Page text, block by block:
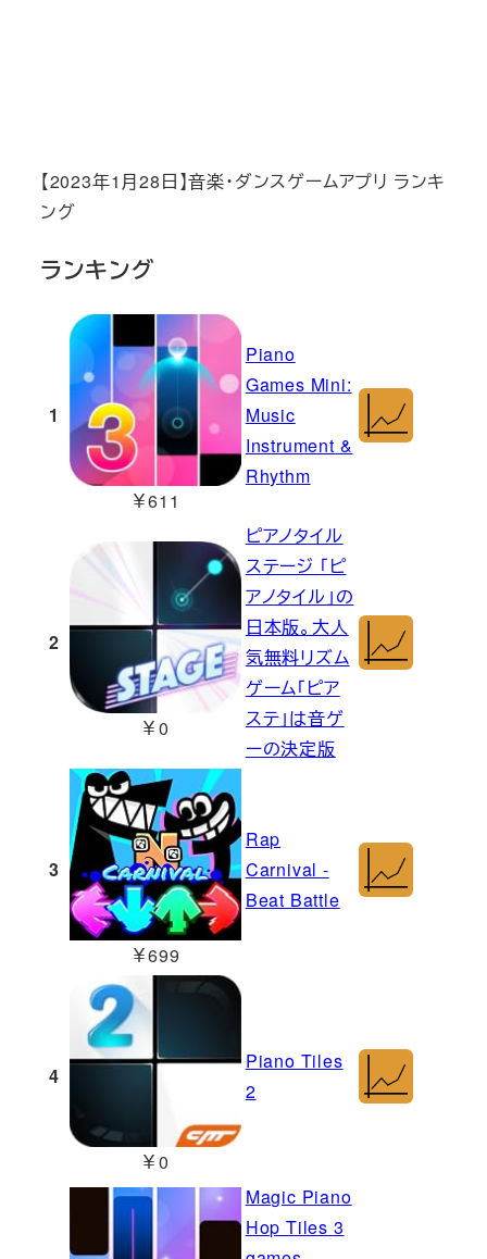
【2023年1月28日】音楽・ダンスゲームアプリ ランキ
ング
ランキング
1
￥611
Piano
Games Mini:
Music
Instrument &
Rhythm
2
￥0
ピアノタイル
ステージ 「ピ
アノタイル」の
日本版。大人
気無料リズム
ゲーム「ピア
ステ」は音ゲ
ーの決定版
3
￥699
Rap
Carnival -
Beat Battle
4
￥0
Piano Tiles
2
Magic Piano
Hop Tiles 3